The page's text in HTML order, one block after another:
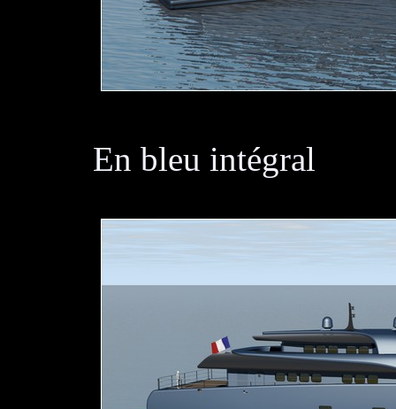
En bleu intégral